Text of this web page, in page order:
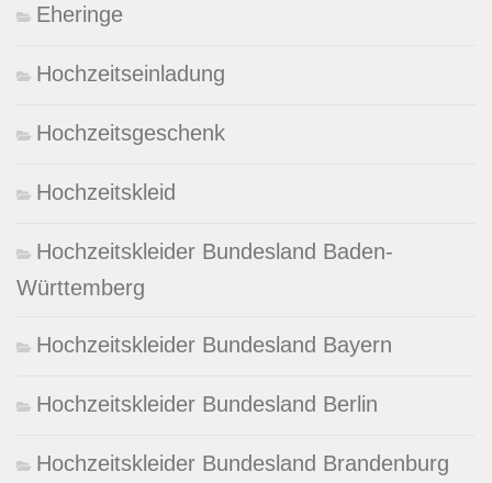
Eheringe
Hochzeitseinladung
Hochzeitsgeschenk
Hochzeitskleid
Hochzeitskleider Bundesland Baden-
Württemberg
Hochzeitskleider Bundesland Bayern
Hochzeitskleider Bundesland Berlin
Hochzeitskleider Bundesland Brandenburg